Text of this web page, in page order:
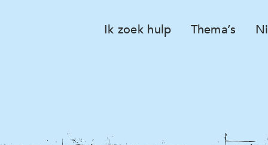
Ik zoek hulp Thema’s